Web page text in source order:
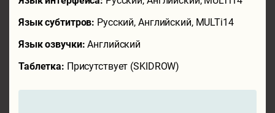
Язык субтитров: Русский, Английский, MULTi14
Язык озвучки:Английский
Таблетка: Присутствует (SKIDROW)